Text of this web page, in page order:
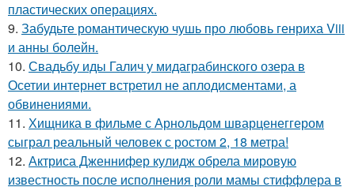
пластических операциях.
9. Забудьте романтическую чушь про любовь генриха Viii
и анны болейн.
10. Свадьбу иды Галич у мидаграбинского озера в
Осетии интернет встретил не аплодисментами, а
обвинениями.
11. Хищника в фильме с Арнольдом шварценеггером
сыграл реальный человек с ростом 2, 18 метра!
12. Актриса Дженнифер кулидж обрела мировую
известность после исполнения роли мамы стиффлера в